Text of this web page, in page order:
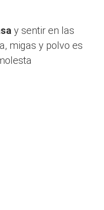
y sentir en las
migas y polvo es